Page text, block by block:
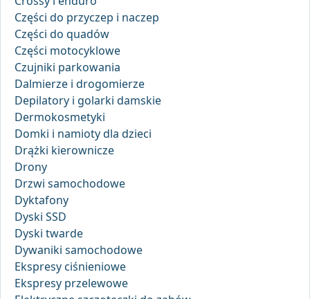
Części do przyczep i naczep
Części do quadów
Części motocyklowe
Czujniki parkowania
Dalmierze i drogomierze
Depilatory i golarki damskie
Dermokosmetyki
Domki i namioty dla dzieci
Drążki kierownicze
Drony
Drzwi samochodowe
Dyktafony
Dyski SSD
Dyski twarde
Dywaniki samochodowe
Ekspresy ciśnieniowe
Ekspresy przelewowe